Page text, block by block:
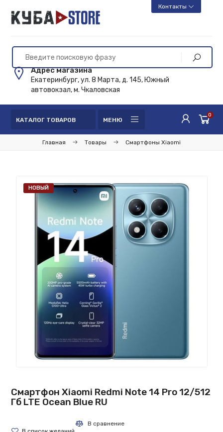
Контакты
Адрес магазина
Екатеринбург, ул. 8 Марта, д. 145, Южный
автовокзал, м. Чкаловская
КАТАЛОГ ТОВАРОВ МЕНЮ
0
Главная Товары Смартфоны Xiaomi
НОВЫЙ
Смартфон Xiaomi Redmi Note 14 Pro 12/512
Гб LTE Ocean Blue RU